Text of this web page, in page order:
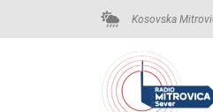
Kosovska